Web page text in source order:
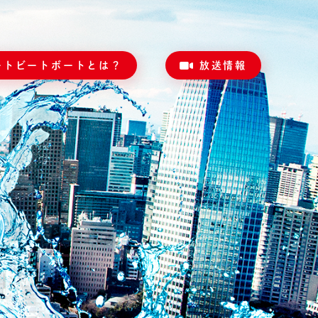
トビートボートとは？ 放送情報